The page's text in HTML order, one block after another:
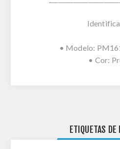
• Modelo:
• Cor:
ETIQUETAS DE